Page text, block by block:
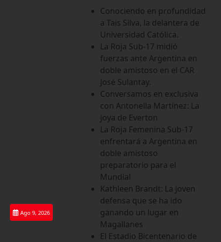
Ago 9, 2026
Conociendo en profundidad
a Tais Silva, la delantera de
Universidad Católica.
La Roja Sub-17 midió
fuerzas ante Argentina en
doble amistoso en el CAR
José Sulantay.
Conversamos en exclusiva
con Antonella Martínez: La
joya de Everton
La Roja Femenina Sub-17
enfrentará a Argentina en
doble amistoso
preparatorio para el
Mundial
Kathleen Brandt: La joven
defensa que se ha ido
ganando un lugar en
Magallanes
El Estadio Bicentenario de